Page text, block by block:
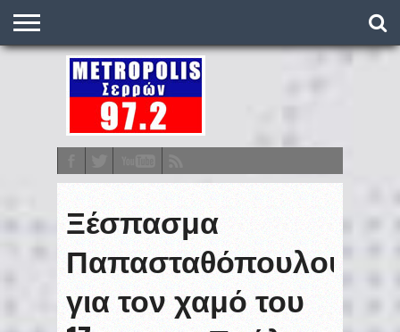
ΣΤΑΘΜΌΣ
METRONEWS
ΠΟΔΌΣΦΑΙΡΟ
ΒΑΘΜΟΛΟΓΊΕΣ
ΠΡΟΓΡΆΜΜΑΤΑ
ΣΤΟΊΧΗΜΑ
ΕΠΙΚΟΙΝΩΝΊΑ
Ξέσπασμα
Παπασταθόπουλου
για τον χαμό του